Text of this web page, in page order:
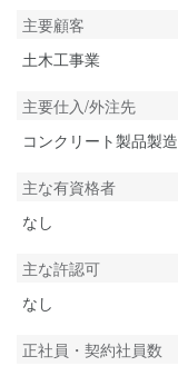
主要顧客
土木工事業
主要仕入/外注先
コンクリート製品製造
主な有資格者
なし
主な許認可
なし
正社員・契約社員数